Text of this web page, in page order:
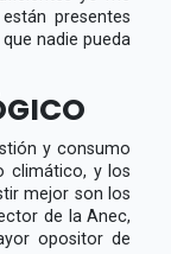
presentes
nadie pueda
y consumo
climático, y los
mejor son los
de la Anec,
opositor de